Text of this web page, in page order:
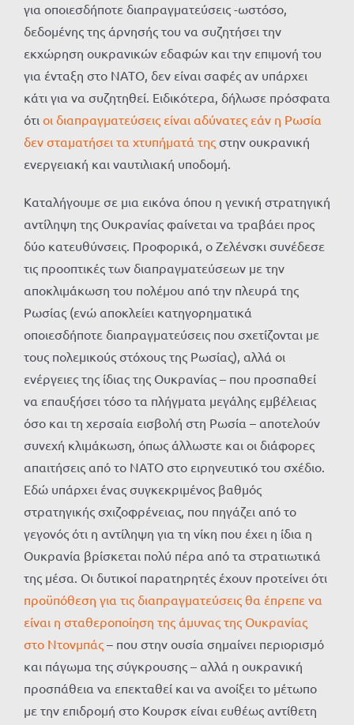
για οποιεσδήποτε διαπραγματεύσεις -ωστόσο,
δεδομένης της άρνησής του να συζητήσει την
εκχώρηση ουκρανικών εδαφών και την επιμονή του
για ένταξη στο ΝΑΤΟ, δεν είναι σαφές αν υπάρχει
κάτι για να συζητηθεί. Ειδικότερα, δήλωσε πρόσφατα
ότι οι διαπραγματεύσεις είναι αδύνατες εάν η Ρωσία
δεν σταματήσει τα χτυπήματά της στην ουκρανική
ενεργειακή και ναυτιλιακή υποδομή.
Καταλήγουμε σε μια εικόνα όπου η γενική στρατηγική
αντίληψη της Ουκρανίας φαίνεται να τραβάει προς
δύο κατευθύνσεις. Προφορικά, ο Ζελένσκι συνέδεσε
τις προοπτικές των διαπραγματεύσεων με την
αποκλιμάκωση του πολέμου από την πλευρά της
Ρωσίας (ενώ αποκλείει κατηγορηματικά
οποιεσδήποτε διαπραγματεύσεις που σχετίζονται με
τους πολεμικούς στόχους της Ρωσίας), αλλά οι
ενέργειες της ίδιας της Ουκρανίας – που προσπαθεί
να επαυξήσει τόσο τα πλήγματα μεγάλης εμβέλειας
όσο και τη χερσαία εισβολή στη Ρωσία – αποτελούν
συνεχή κλιμάκωση, όπως άλλωστε και οι διάφορες
απαιτήσεις από το ΝΑΤΟ στο ειρηνευτικό του σχέδιο.
Εδώ υπάρχει ένας συγκεκριμένος βαθμός
στρατηγικής σχιζοφρένειας, που πηγάζει από το
γεγονός ότι η αντίληψη για τη νίκη που έχει η ίδια η
Ουκρανία βρίσκεται πολύ πέρα ​​από τα στρατιωτικά
της μέσα. Οι δυτικοί παρατηρητές έχουν προτείνει ότι
προϋπόθεση για τις διαπραγματεύσεις θα έπρεπε να
είναι η σταθεροποίηση της άμυνας της Ουκρανίας
στο Ντονμπάς – που στην ουσία σημαίνει περιορισμό
και πάγωμα της σύγκρουσης – αλλά η ουκρανική
προσπάθεια να επεκταθεί και να ανοίξει το μέτωπο
με την επιδρομή στο Κουρσκ είναι ευθέως αντίθετη